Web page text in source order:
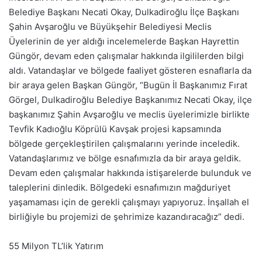
Belediye Başkanı Necati Okay, Dulkadiroğlu İlçe Başkanı
Şahin Avşaroğlu ve Büyükşehir Belediyesi Meclis
Üyelerinin de yer aldığı incelemelerde Başkan Hayrettin
Güngör, devam eden çalışmalar hakkında ilgililerden bilgi
aldı. Vatandaşlar ve bölgede faaliyet gösteren esnaflarla da
bir araya gelen Başkan Güngör, “Bugün İl Başkanımız Fırat
Görgel, Dulkadiroğlu Belediye Başkanımız Necati Okay, ilçe
başkanımız Şahin Avşaroğlu ve meclis üyelerimizle birlikte
Tevfik Kadıoğlu Köprülü Kavşak projesi kapsamında
bölgede gerçekleştirilen çalışmalarını yerinde inceledik.
Vatandaşlarımız ve bölge esnafımızla da bir araya geldik.
Devam eden çalışmalar hakkında istişarelerde bulunduk ve
taleplerini dinledik. Bölgedeki esnafımızın mağduriyet
yaşamaması için de gerekli çalışmayı yapıyoruz. İnşallah el
birliğiyle bu projemizi de şehrimize kazandıracağız” dedi.
55 Milyon TL’lik Yatırım